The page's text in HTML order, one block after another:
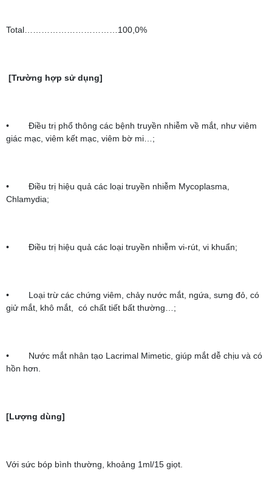
Total……………………………100,0%
[Trường hợp sử dụng]
• Điều trị phổ thông các bệnh truyền nhiễm về mắt, như viêm
giác mạc, viêm kết mạc, viêm bờ mi…;
• Điều trị hiệu quả các loại truyền nhiễm Mycoplasma,
Chlamydia;
• Điều trị hiệu quả các loại truyền nhiễm vi-rút, vi khuẩn;
• Loại trừ các chứng viêm, chảy nước mắt, ngứa, sưng đỏ, có
giử mắt, khô mắt, có chất tiết bất thường…;
• Nước mắt nhân tạo Lacrimal Mimetic, giúp mắt dễ chịu và có
hồn hơn.
[Lượng dùng]
Với sức bóp bình thường, khoảng 1ml/15 giọt.